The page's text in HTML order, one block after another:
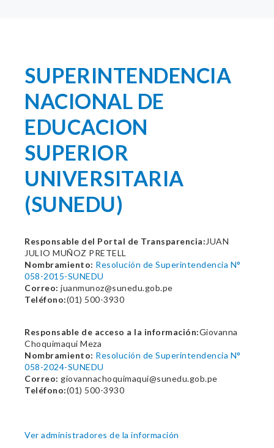
SUPERINTENDENCIA
NACIONAL DE
EDUCACION
SUPERIOR
UNIVERSITARIA
(SUNEDU)
Responsable del Portal de Transparencia: JUAN
JULIO MUÑOZ PRETELL
Nombramiento: Resolución de Superintendencia N°
058-2015-SUNEDU
Correo: juanmunoz@sunedu.gob.pe
Teléfono:(01) 500-3930
Responsable de acceso a la información:Giovanna
Choquimaqui Meza
Nombramiento: Resolución de Superintendencia N°
058-2024-SUNEDU
Correo: giovannachoquimaqui@sunedu.gob.pe
Teléfono:(01) 500-3930
Ver administradores de la información